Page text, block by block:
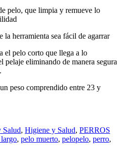
pelo, que limpia y remueve lo
herramienta sea fácil de agarrar
el pelo corto que llega a lo
pelaje eliminando de manera segura
peso comprendido entre 23 y
Salud, Higiene y Salud, PERROS
, pelo muerto, pelopelo, perro,